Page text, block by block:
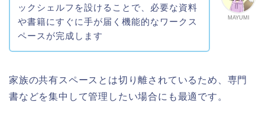
MAYUMI
ックシェルフを設けることで、必要な資料
や書籍にすぐに手が届く機能的なワークス
ペースが完成します
家族の共有スペースとは切り離されているため、専門
書などを集中して管理したい場合にも最適です。